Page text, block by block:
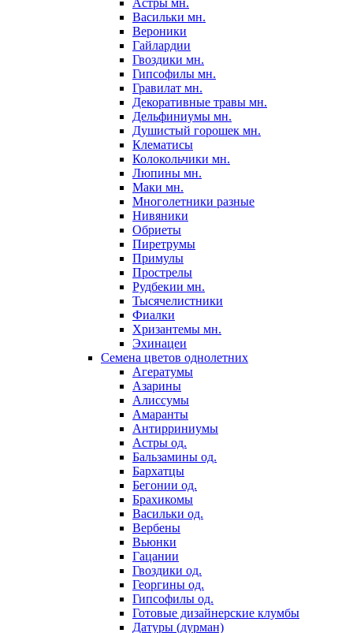
Астры мн.
Васильки мн.
Вероники
Гайлардии
Гвоздики мн.
Гипсофилы мн.
Гравилат мн.
Декоративные травы мн.
Дельфиниумы мн.
Душистый горошек мн.
Клематисы
Колокольчики мн.
Люпины мн.
Маки мн.
Многолетники разные
Нивяники
Обриеты
Пиретрумы
Примулы
Прострелы
Рудбекии мн.
Тысячелистники
Фиалки
Хризантемы мн.
Эхинацеи
Семена цветов однолетних
Агератумы
Азарины
Алиссумы
Амаранты
Антирриниумы
Астры од.
Бальзамины од.
Бархатцы
Бегонии од.
Брахикомы
Васильки од.
Вербены
Вьюнки
Гацании
Гвоздики од.
Георгины од.
Гипсофилы од.
Готовые дизайнерские клумбы
Датуры (дурман)